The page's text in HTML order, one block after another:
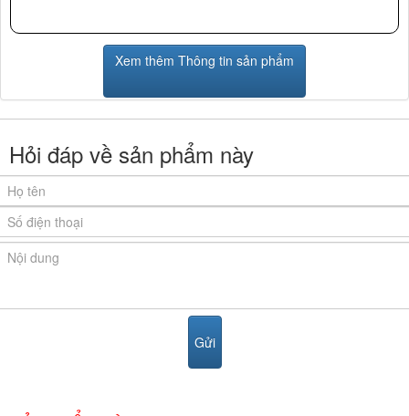
Xem thêm Thông tin sản phẩm
Hỏi đáp về sản phẩm này